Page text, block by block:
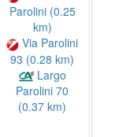
Parolini (0.25
km)
Via Parolini
93 (0.28 km)
Largo
Parolini 70
(0.37 km)